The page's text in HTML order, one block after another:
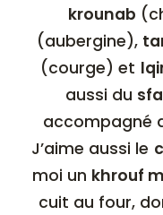
krounab
(aubergine),
(courge) et
aussi du
accompagné
J’aime aussi le
moi un khrouf
cuit au four,